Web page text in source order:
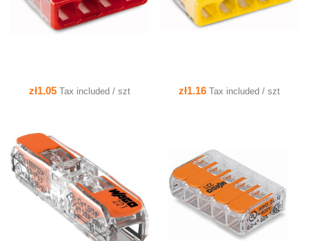
zł1.05 Tax included / szt zł1.16 Tax included / szt
QUICK VIEW QUICK VIEW